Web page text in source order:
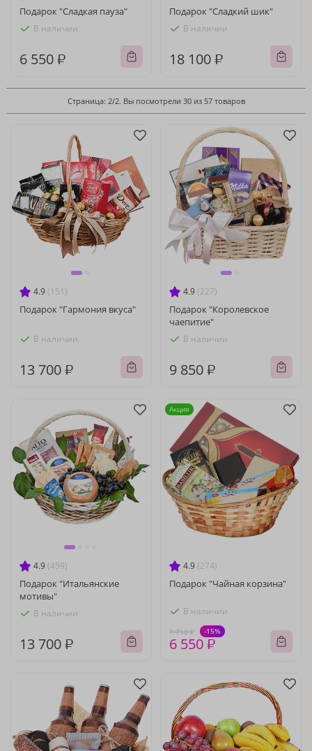
Подарок "Сладкая пауза"
В наличии
6 550 ₽
Подарок "Сладкий шик"
В наличии
18 100 ₽
Страница: 2/2. Вы посмотрели 30 из 57 товаров
4.9 (151)
Подарок "Гармония вкуса"
В наличии
13 700 ₽
4.9 (227)
Подарок "Королевское
чаепитие"
В наличии
9 850 ₽
4.9 (459)
Подарок "Итальянские
мотивы"
В наличии
13 700 ₽
4.9 (274)
Подарок "Чайная корзина"
В наличии
7 710 ₽ -15%
6 550 ₽
Акция